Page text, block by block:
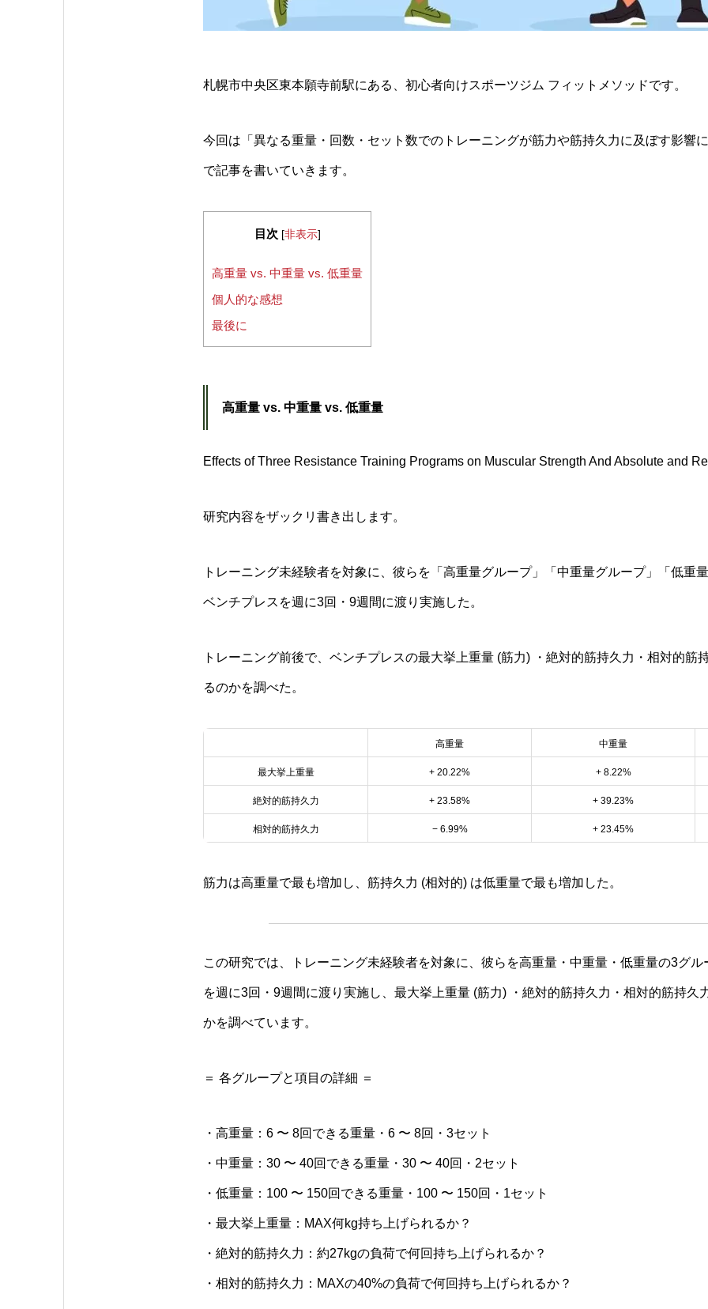
札幌市中央区東本願寺前駅にある、初心者向けスポーツジム フィットメソッドです。
今回は「異なる重量・回数・セット数でのトレーニングが筋力や筋持久力に及ぼす影響
で記事を書いていきます。
目次 [非表示]
高重量 vs. 中重量 vs. 低重量
個人的な感想
最後に
高重量 vs. 中重量 vs. 低重量
Effects of Three Resistance Training Programs on Muscular Strength And Absolute and
研究内容をザックリ書き出します。
トレーニング未経験者を対象に、彼らを「高重量グループ」「中重量グループ」「低重
ベンチプレスを週に3回・9週間に渡り実施した。
トレーニング前後で、ベンチプレスの最大挙上重量 (筋力) ・絶対的筋持久力・相対的筋
るのかを調べた。
高重量 中重量
最大挙上重量 + 20.22% + 8.22%
絶対的筋持久力 + 23.58% + 39.23%
相対的筋持久力 − 6.99% + 23.45%
筋力は高重量で最も増加し、筋持久力 (相対的) は低重量で最も増加した。
この研究では、トレーニング未経験者を対象に、彼らを高重量・中重量・低重量の3グ
を週に3回・9週間に渡り実施し、最大挙上重量 (筋力) ・絶対的筋持久力・相対的筋持久
かを調べています。
＝ 各グループと項目の詳細 ＝
・高重量：6 〜 8回できる重量・6 〜 8回・3セット
・中重量：30 〜 40回できる重量・30 〜 40回・2セット
・低重量：100 〜 150回できる重量・100 〜 150回・1セット
・最大挙上重量：MAX何kg持ち上げられるか？
・絶対的筋持久力：約27kgの負荷で何回持ち上げられるか？
・相対的筋持久力：MAXの40%の負荷で何回持ち上げられるか？